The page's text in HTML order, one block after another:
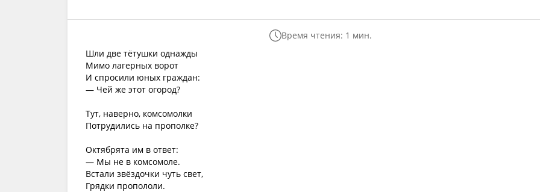
Время чтения: 1 мин.
Шли две тётушки однажды
Мимо лагерных ворот
И спросили юных граждан:
— Чей же этот огород?
Тут, наверно, комсомолки
Потрудились на прополке?
Октябрята им в ответ:
— Мы не в комсомоле.
Встали звёздочки чуть свет,
Грядки пропололи.